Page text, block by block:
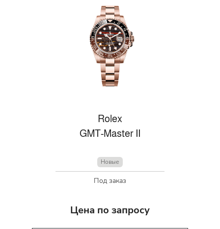
Rolex
GMT-Master II
Новые
Под заказ
Цена по запросу